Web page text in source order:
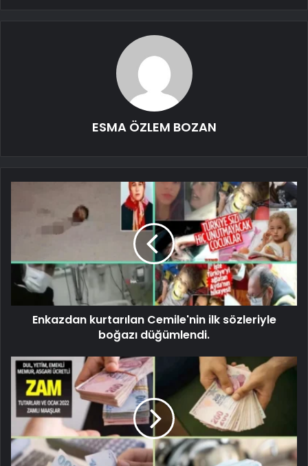
ESMA ÖZLEM BOZAN
Enkazdan kurtarılan Cemile'nin ilk sözleriyle
boğazı düğümlendi.